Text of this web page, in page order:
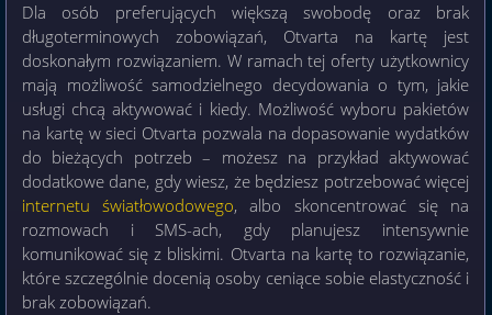
Dla osób preferujących większą swobodę oraz brak
długoterminowych zobowiązań, Otvarta na kartę jest
doskonałym rozwiązaniem. W ramach tej oferty użytkownicy
mają możliwość samodzielnego decydowania o tym, jakie
usługi chcą aktywować i kiedy. Możliwość wyboru pakietów
na kartę w sieci Otvarta pozwala na dopasowanie wydatków
do bieżących potrzeb – możesz na przykład aktywować
dodatkowe dane, gdy wiesz, że będziesz potrzebować więcej
internetu światłowodowego, albo skoncentrować się na
rozmowach i SMS-ach, gdy planujesz intensywnie
komunikować się z bliskimi. Otvarta na kartę to rozwiązanie,
które szczególnie docenią osoby ceniące sobie elastyczność i
brak zobowiązań.